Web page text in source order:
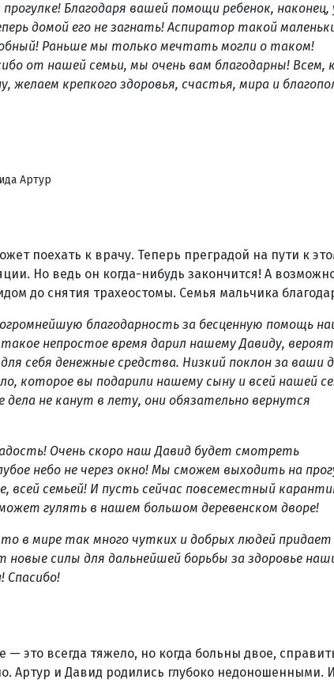
Благодаря вашей помощи ребенок, наконец,
домой его не загнать! Аспиратор такой
Раньше мы только мечтать могли о таком!
от нашей семьи, мы очень вам благодарны! Всем,
желаем крепкого здоровья, счастья, мира и
Артур
поехать к врачу. Теперь преградой на пути к
Но ведь он когда-нибудь закончится! А
до снятия трахеостомы. Семья мальчика
благодарность за бесценную помощь
непростое время дарил нашему Давиду,
себя денежные средства. Низкий поклон за ваши
которое вы подарили нашему сыну и всей нашей
дела не канут в лету, они обязательно вернутся
Очень скоро наш Давид будет смотреть
небо не через окно! Мы сможем выходить на
всей семьей! И пусть сейчас повсеместный
гулять в нашем большом деревенском дворе!
в мире так много чутких и добрых людей
новые силы для дальнейшей борьбы за здоровье
Спасибо!
— это всегда тяжело, но когда больны двое,
Артур и Давид родились глубоко недоношенными.